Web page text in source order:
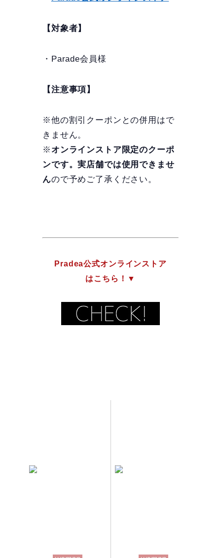
【対象者】
・Parade会員様
【注意事項】
※他の割引クーポンとの併用はで
きません。
※ オンラインストア限定のクーポ
ンです。実店舗では使用できませ
んので予めご了承ください。
Pradea公式オンラインストア
はこちら！▼